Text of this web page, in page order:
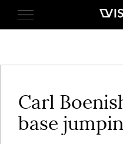
Carl
base